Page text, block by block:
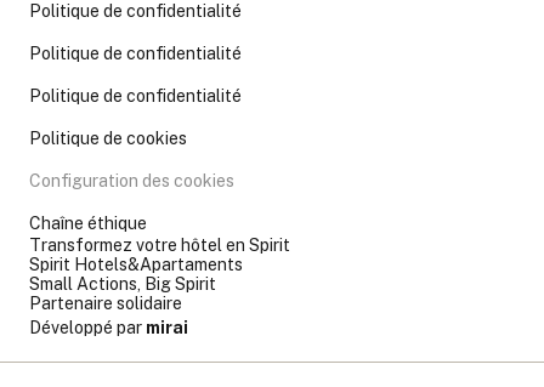
Politique de confidentialité
Politique de confidentialité
Politique de confidentialité
Politique de cookies
Configuration des cookies
Chaîne éthique
Transformez votre hôtel en Spirit
Spirit Hotels&Apartaments
Small Actions, Big Spirit
Partenaire solidaire
Développé par mirai